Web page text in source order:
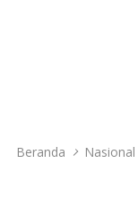
Beranda Nasional